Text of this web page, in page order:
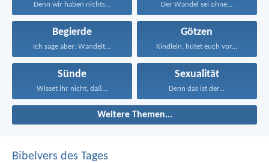
Denn wir haben nichts... Der Wandel sei ohne...
Begierde
Ich sage aber: Wandelt...
Götzen
Kindlein, hütet euch vor...
Sünde
Wisset ihr nicht, daß...
Sexualität
Denn das ist der...
Weitere Themen...
Bibelvers des Tages